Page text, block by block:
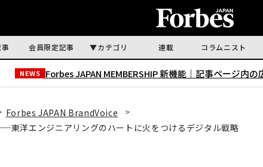
会員限定記事 カテゴリ 連載 コラムニスト
NEWS Forbes JAPAN MEMBERSHIP 新機能｜ 記事ページ内の
Forbes JAPAN BrandVoice
東洋エンジニアリングのハートに火をつけるデジタル戦略